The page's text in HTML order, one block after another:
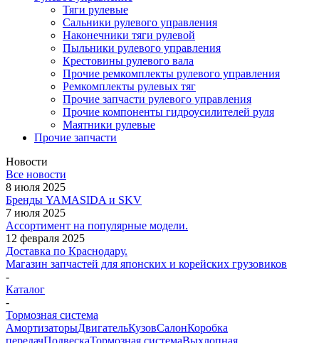
Тяги рулевые
Сальники рулевого управления
Наконечники тяги рулевой
Пыльники рулевого управления
Крестовины рулевого вала
Прочие ремкомплекты рулевого управления
Ремкомплекты рулевых тяг
Прочие запчасти рулевого управления
Прочие компоненты гидроусилителей руля
Маятники рулевые
Прочие запчасти
Новости
Все новости
8 июля 2025
Бренды YAMASIDA и SKV
7 июля 2025
Ассортимент на популярные модели.
12 февраля 2025
Доставка по Краснодару.
Магазин запчастей для японских и корейских грузовиков
-
Каталог
-
Тормозная система
АмортизаторыДвигательКузовСалонКоробка
передачПодвескаТормозная системаВыхлопная